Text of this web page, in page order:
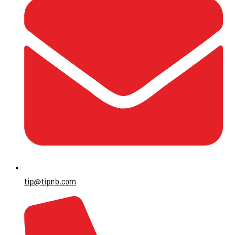
tip@tipnb.com